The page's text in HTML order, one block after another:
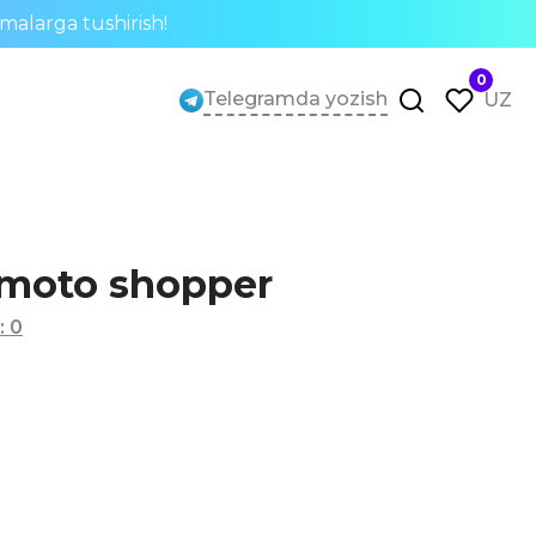
tushirish!
Telegramda yozish
0
UZ
shopper
: 0